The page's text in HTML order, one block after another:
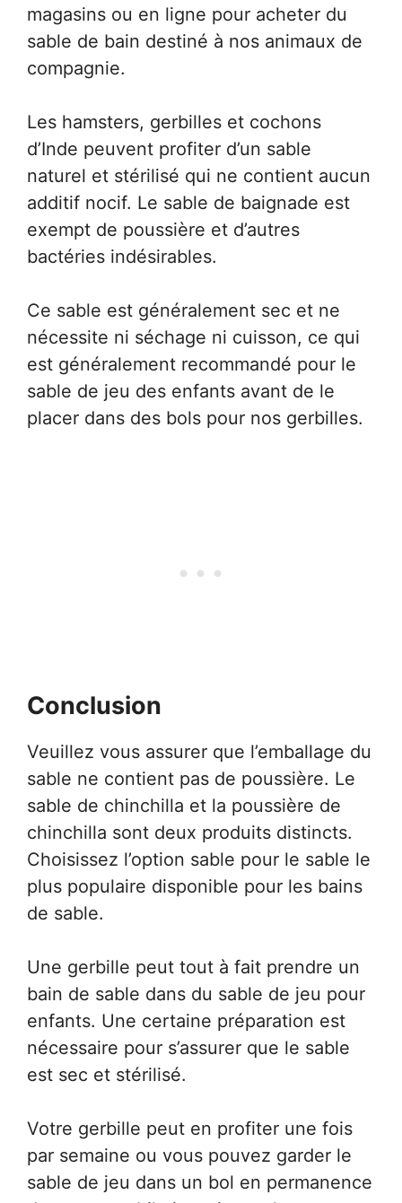
magasins ou en ligne pour acheter du
sable de bain destiné à nos animaux de
compagnie.
Les hamsters, gerbilles et cochons
d’Inde peuvent profiter d’un sable
naturel et stérilisé qui ne contient aucun
additif nocif. Le sable de baignade est
exempt de poussière et d’autres
bactéries indésirables.
Ce sable est généralement sec et ne
nécessite ni séchage ni cuisson, ce qui
est généralement recommandé pour le
sable de jeu des enfants avant de le
placer dans des bols pour nos gerbilles.
Conclusion
Veuillez vous assurer que l’emballage du
sable ne contient pas de poussière. Le
sable de chinchilla et la poussière de
chinchilla sont deux produits distincts.
Choisissez l’option sable pour le sable le
plus populaire disponible pour les bains
de sable.
Une gerbille peut tout à fait prendre un
bain de sable dans du sable de jeu pour
enfants. Une certaine préparation est
nécessaire pour s’assurer que le sable
est sec et stérilisé.
Votre gerbille peut en profiter une fois
par semaine ou vous pouvez garder le
sable de jeu dans un bol en permanence